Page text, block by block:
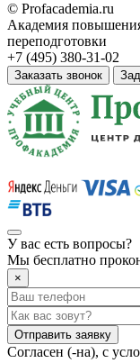
© Profacademia.ru
Академия
переподготовки
+7 (495) 380-31-02
Заказать звонок
У вас есть вопросы?
Мы бесплатно
×
Отправить заявку
Согласен (-на), с